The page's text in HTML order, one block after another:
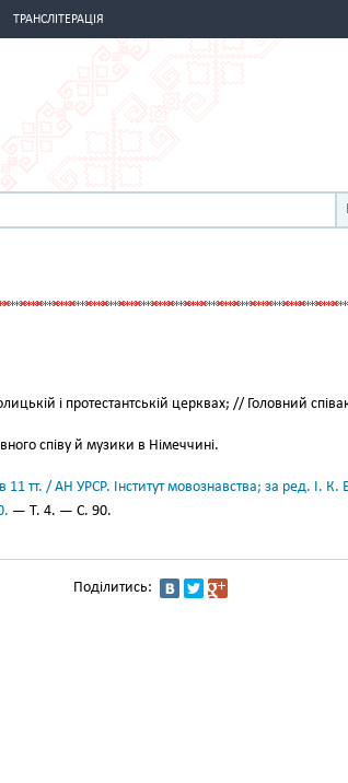
ТРАНСЛІТЕРАЦІЯ
і протестантській церквах; // Головний
співу й музики в Німеччині.
11 тт. / АН УРСР. Інститут мовознавства; за ред. І.
— Т. 4. — С. 90.
Поділитись: